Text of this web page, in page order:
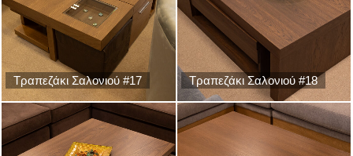
Τραπεζάκι Σαλονιού #17 Τραπεζάκι Σαλονιού #18